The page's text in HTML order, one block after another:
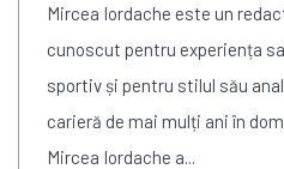
Mircea Iordache este un
cunoscut pentru experiența
sportiv și pentru stilul său
carieră de mai mulți ani în
Mircea Iordache a...